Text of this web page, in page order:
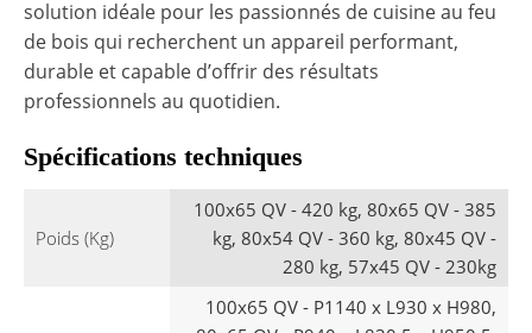
solution idéale pour les passionnés de cuisine au feu
de bois qui recherchent un appareil performant,
durable et capable d’offrir des résultats
professionnels au quotidien.
Spécifications techniques
Poids (Kg)
100x65 QV - 420 kg, 80x65 QV - 385
kg, 80x54 QV - 360 kg, 80x45 QV -
280 kg, 57x45 QV - 230kg
100x65 QV - P1140 x L930 x H980,